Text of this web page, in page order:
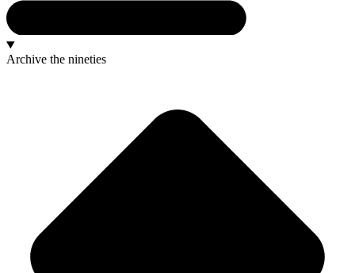
Archive the nineties